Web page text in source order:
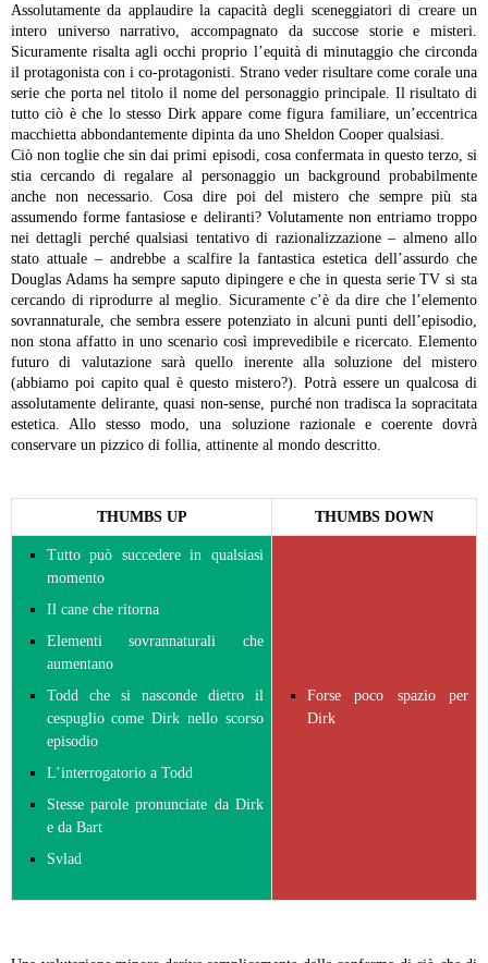
Assolutamente da applaudire la capacità degli sceneggiatori di creare un
intero universo narrativo, accompagnato da succose storie e misteri.
Sicuramente risalta agli occhi proprio l’equità di minutaggio che circonda
il protagonista con i co-protagonisti. Strano veder risultare come corale una
serie che porta nel titolo il nome del personaggio principale. Il risultato di
tutto ciò è che lo stesso Dirk appare come figura familiare, un’eccentrica
macchietta abbondantemente dipinta da uno Sheldon Cooper qualsiasi.
Ciò non toglie che sin dai primi episodi, cosa confermata in questo terzo, si
stia cercando di regalare al personaggio un background probabilmente
anche non necessario.
Cosa dire poi del mistero che sempre più sta
assumendo forme fantasiose e deliranti? Volutamente non entriamo troppo
nei dettagli perché qualsiasi tentativo di razionalizzazione – almeno allo
stato attuale – andrebbe a scalfire la fantastica estetica dell’assurdo che
Douglas Adams ha sempre saputo dipingere e che in questa serie TV si sta
cercando di riprodurre al meglio. Sicuramente c’è da dire che l’elemento
sovrannaturale, che sembra essere potenziato in alcuni punti dell’episodio,
non stona affatto in uno scenario così imprevedibile e ricercato. Elemento
futuro di valutazione sarà quello inerente alla soluzione del mistero
(abbiamo poi capito qual è questo mistero?). Potrà essere un qualcosa di
assolutamente delirante, quasi non-sense, purché non tradisca la sopracitata
estetica. Allo stesso modo, una soluzione razionale e coerente dovrà
conservare un pizzico di follia, attinente al mondo descritto.
THUMBS UP THUMBS DOWN
Tutto può succedere in qualsiasi
momento
Il cane che ritorna
Elementi sovrannaturali che
aumentano
Todd che si nasconde dietro il
cespuglio come Dirk nello scorso
episodio
L’interrogatorio a Todd
Stesse parole pronunciate da Dirk
e da Bart
Svlad
Forse poco spazio per
Dirk